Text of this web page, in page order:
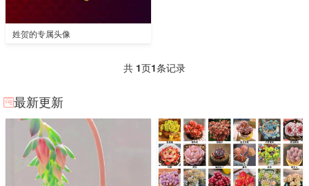
姓贺的专属头像
共 1页1条记录
最新更新